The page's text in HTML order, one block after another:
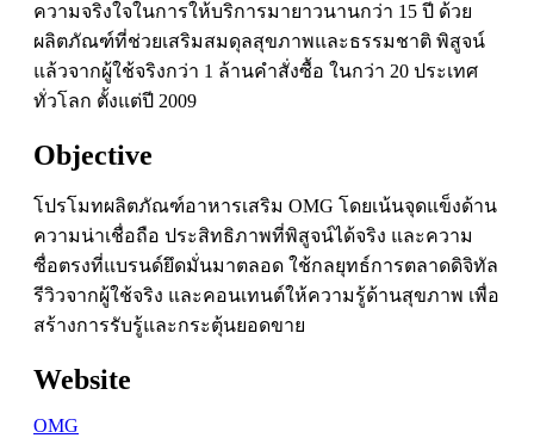
ความจริงใจในการให้บริการมายาวนานกว่า 15 ปี ด้วย
ผลิตภัณฑ์ที่ช่วยเสริมสมดุลสุขภาพและธรรมชาติ พิสูจน์
แล้วจากผู้ใช้จริงกว่า 1 ล้านคำสั่งซื้อ ในกว่า 20 ประเทศ
ทั่วโลก ตั้งแต่ปี 2009
Objective
โปรโมทผลิตภัณฑ์อาหารเสริม OMG โดยเน้นจุดแข็งด้าน
ความน่าเชื่อถือ ประสิทธิภาพที่พิสูจน์ได้จริง และความ
ซื่อตรงที่แบรนด์ยึดมั่นมาตลอด ใช้กลยุทธ์การตลาดดิจิทัล
รีวิวจากผู้ใช้จริง และคอนเทนต์ให้ความรู้ด้านสุขภาพ เพื่อ
สร้างการรับรู้และกระตุ้นยอดขาย
Website
OMG